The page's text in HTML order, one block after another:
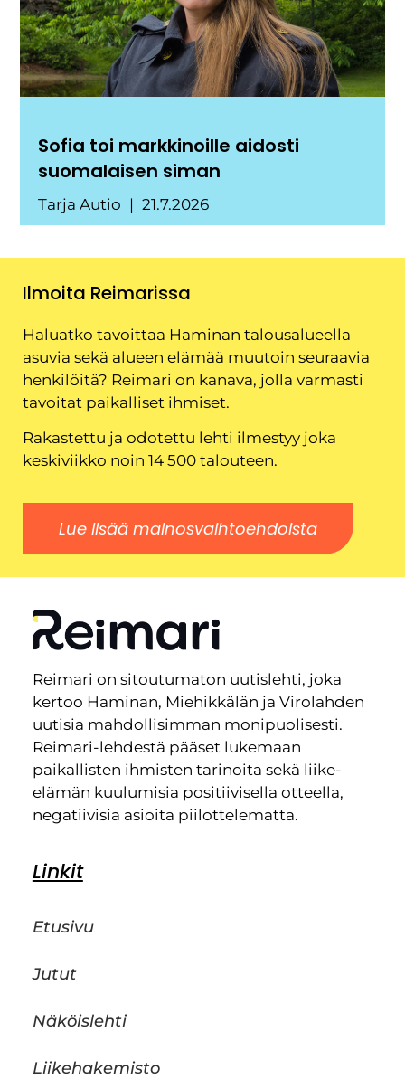
Sofia toi markkinoille aidosti
suomalaisen siman
Tarja Autio 21.7.2026
Ilmoita Reimarissa
Haluatko tavoittaa Haminan talousalueella
asuvia sekä alueen elämää muutoin seuraavia
henkilöitä? Reimari on kanava, jolla varmasti
tavoitat paikalliset ihmiset.
Rakastettu ja odotettu lehti ilmestyy joka
keskiviikko noin 14 500 talouteen.
Lue lisää mainosvaihtoehdoista
Reimari on sitoutumaton uutislehti, joka
kertoo Haminan, Miehikkälän ja Virolahden
uutisia mahdollisimman monipuolisesti.
Reimari-lehdestä pääset lukemaan
paikallisten ihmisten tarinoita sekä liike-
elämän kuulumisia positiivisella otteella,
negatiivisia asioita piilottelematta.
Linkit
Etusivu
Jutut
Näköislehti
Liikehakemisto